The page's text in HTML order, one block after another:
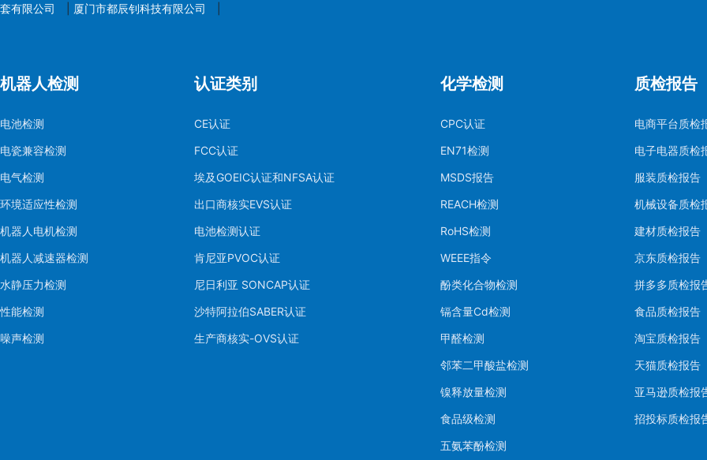
套有限公司
厦门市都辰钊科技有限公司
机器人检测
电池检测
电瓷兼容检测
电气检测
环境适应性检测
机器人电机检测
机器人减速器检测
水静压力检测
性能检测
噪声检测
认证类别
CE认证
FCC认证
埃及GOEIC认证和NFSA认证
出口商核实EVS认证
电池检测认证
肯尼亚PVOC认证
尼日利亚 SONCAP认证
沙特阿拉伯SABER认证
生产商核实-OVS认证
化学检测
CPC认证
EN71检测
MSDS报告
REACH检测
RoHS检测
WEEE指令
酚类化合物检测
镉含量Cd检测
甲醛检测
邻苯二甲酸盐检测
镍释放量检测
食品级检测
五氨苯酚检测
质检报告
电商平台质检
电子电器质检
服装质检报告
机械设备质检
建材质检报告
京东质检报告
拼多多质检报
食品质检报告
淘宝质检报告
天猫质检报告
亚马逊质检报
招投标质检报